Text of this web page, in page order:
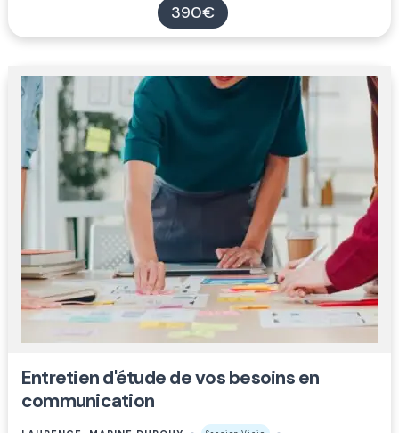
390€
Entretien d'étude de vos besoins en
communication